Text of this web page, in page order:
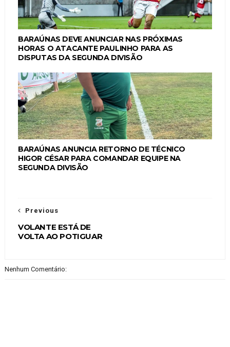
BARAÚNAS DEVE ANUNCIAR NAS PRÓXIMAS
HORAS O ATACANTE PAULINHO PARA AS
DISPUTAS DA SEGUNDA DIVISÃO
BARAÚNAS ANUNCIA RETORNO DE TÉCNICO
HIGOR CÉSAR PARA COMANDAR EQUIPE NA
SEGUNDA DIVISÃO
Previous
VOLANTE ESTÁ DE
VOLTA AO POTIGUAR
Nenhum Comentário: